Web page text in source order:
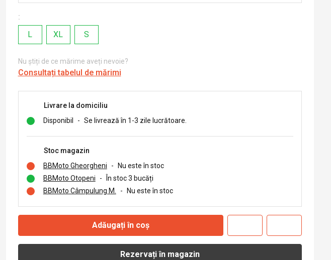
:
L
XL S
Nu știți de ce mărime aveți nevoie?
Consultați tabelul de mărimi
Livrare la domiciliu
Disponibil
- Se livrează în 1-3 zile lucrătoare.
Stoc magazin
BBMoto Gheorgheni
-
Nu este în stoc
BBMoto Otopeni
-
În stoc 3 bucăți
BBMoto Câmpulung M.
- Nu este în stoc
Adăugați în coș
Rezervați în magazin